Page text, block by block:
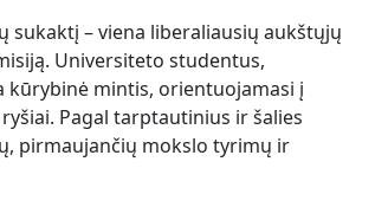
– viena liberaliausių aukštųjų
Universiteto studentus,
kūrybinė mintis, orientuojamasi į
Pagal tarptautinius ir šalies
pirmaujančių mokslo tyrimų ir